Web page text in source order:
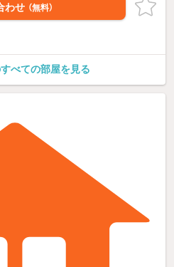
わせ （無料）
べての部屋を見る